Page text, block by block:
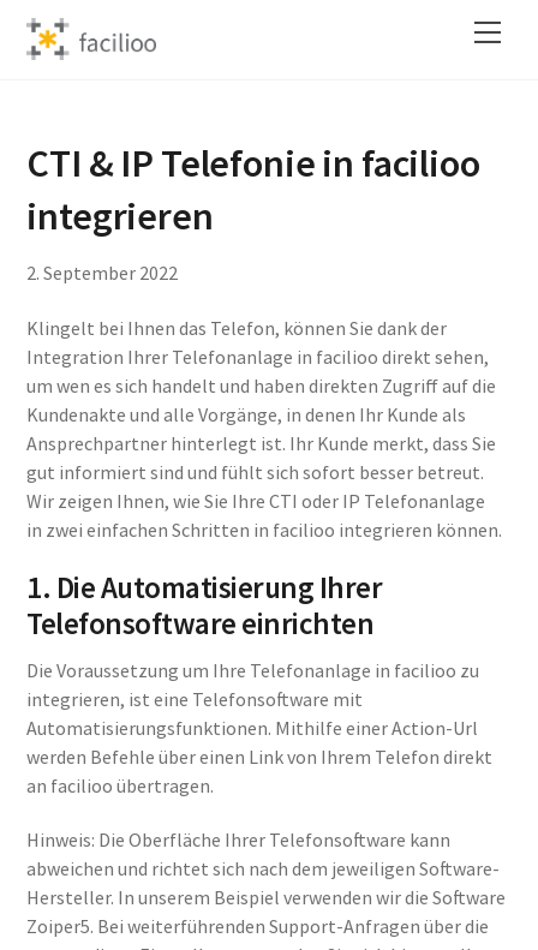
Skip
CTI & IP Telefonie in facilioo
integrieren
2.September 2022
Klingelt bei Ihnen das Telefon, können Sie dank der
Integration Ihrer Telefonanlage in facilioo direkt sehen,
um wen es sich handelt und haben direkten Zugriff auf die
Kundenakte und alle Vorgänge, in denen Ihr Kunde als
Ansprechpartner hinterlegt ist. Ihr Kunde merkt, dass Sie
gut informiert sind und fühlt sich sofort besser betreut.
Wir zeigen Ihnen, wie Sie Ihre CTI oder IP Telefonanlage
in zwei einfachen Schritten in facilioo integrieren können.
1. Die Automatisierung Ihrer
Telefonsoftware einrichten
Die Voraussetzung um Ihre Telefonanlage in facilioo zu
integrieren, ist eine Telefonsoftware mit
Automatisierungsfunktionen. Mithilfe einer Action-Url
werden Befehle über einen Link von Ihrem Telefon direkt
an facilioo übertragen.
Hinweis: Die Oberfläche Ihrer Telefonsoftware kann
abweichen und richtet sich nach dem jeweiligen Software-
Hersteller. In unserem Beispiel verwenden wir die Software
Zoiper5. Bei weiterführenden Support-Anfragen über die